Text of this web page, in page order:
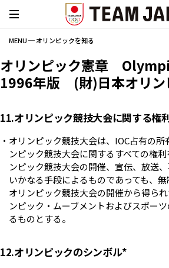
MENU ─ オリンピックを知る
オリンピック憲章
1996年版 (財)日本オリン
11.オリンピック競技大会に関する権
オリンピック競技大会は、IOC占有の所
ンピック競技大会に関するすべての権
ンピック競技大会の開催、宣伝、放送、
いかなる手段によるものであっても、無
オリンピック競技大会の開催から得ら
ンピック・ムーブメントおよびスポー
るものとする。
12.オリンピックのシンボル*